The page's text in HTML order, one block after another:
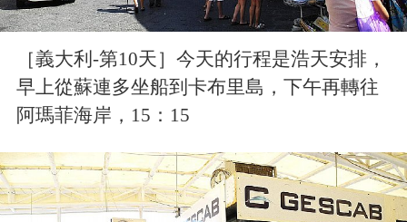
［義大利-第10天］今天的行程是浩天安排，
早上從蘇連多坐船到卡布里島，下午再轉往
阿瑪菲海岸，15：15